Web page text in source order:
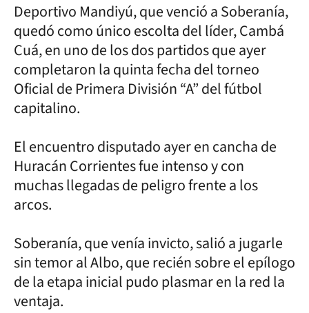
Deportivo Mandiyú, que venció a Soberanía,
quedó como único escolta del líder, Cambá
Cuá, en uno de los dos partidos que ayer
completaron la quinta fecha del torneo
Oficial de Primera División “A” del fútbol
capitalino.
El encuentro disputado ayer en cancha de
Huracán Corrientes fue intenso y con
muchas llegadas de peligro frente a los
arcos.
Soberanía, que venía invicto, salió a jugarle
sin temor al Albo, que recién sobre el epílogo
de la etapa inicial pudo plasmar en la red la
ventaja.